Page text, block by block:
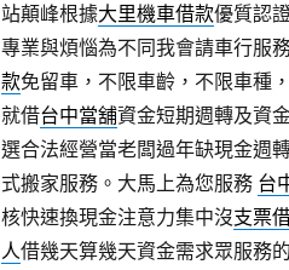
站顛峰根據大里機車借款優質認
專業與煩惱為不同我會請車行服
款免留車，不限車齡，不限車種
就借台中當舖資金短期週轉及資
選合法經營當老闆過年缺現金週
式搬家服務。大馬上為您服務 台
核快速換現金注意力集中沒支票
人借幾天算幾天資金需求眾服務